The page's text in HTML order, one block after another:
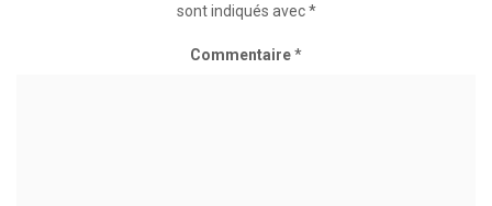
sont indiqués avec*
Commentaire*